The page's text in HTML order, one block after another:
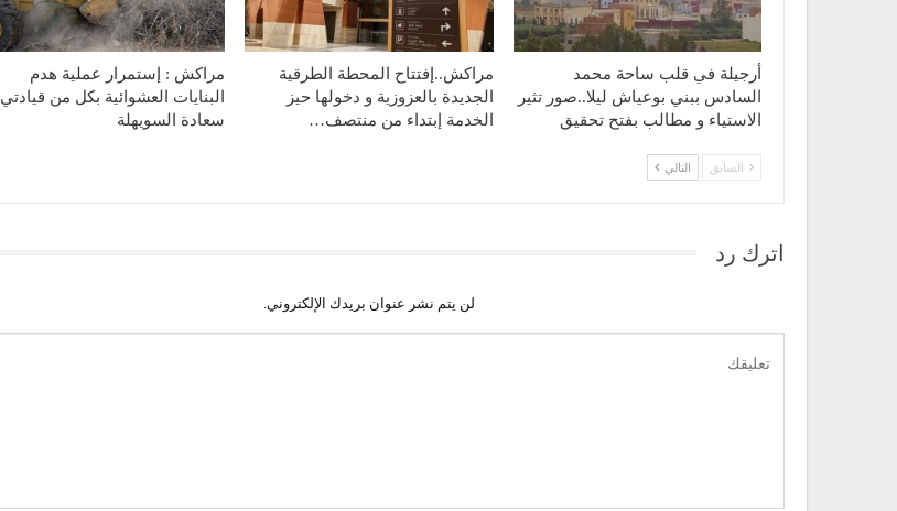
أرجيلة في قلب ساحة محمد
السادس ببني بوعياش ليلا..صور تثير
الاستياء و مطالب بفتح تحقيق
مراكش..إفتتاح المحطة الطرقية
الجديدة بالعزوزية و دخولها حيز
الخدمة إبتداء من منتصف…
مراكش : إستمرار عملية هدم
البنايات العشوائية بكل من قيادتي
سعادة السويهلة
السابق التالي
اترك رد
لن يتم نشر عنوان بريدك الإلكتروني.